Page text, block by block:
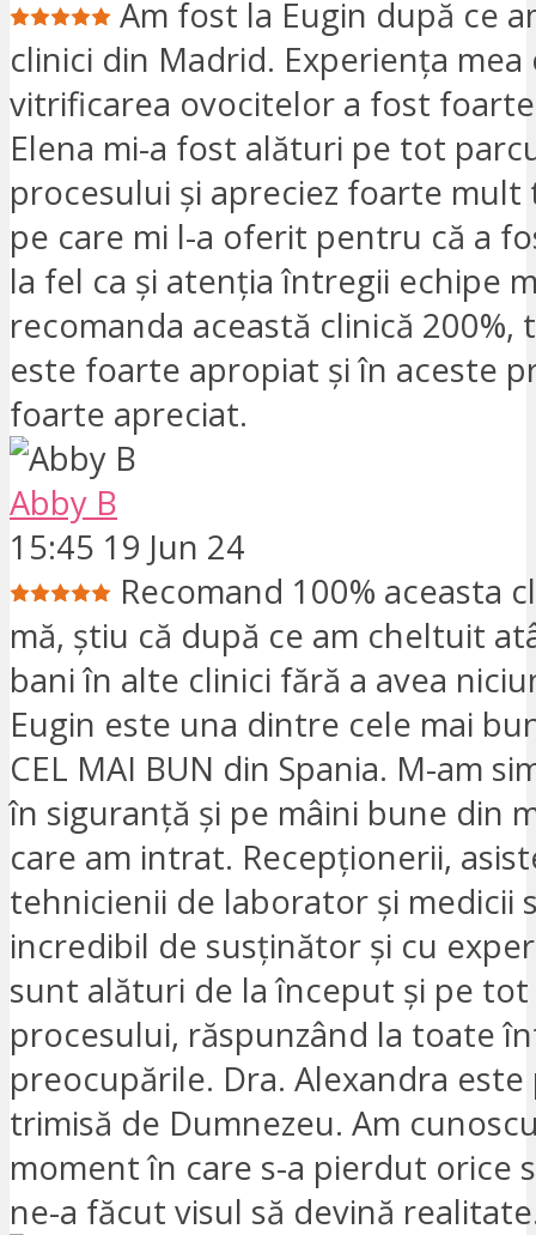
Am fost la Eugin după ce
clinici din Madrid. Experiența mea
vitrificarea ovocitelor a fost
Elena mi-a fost alături pe tot
procesului și apreciez foarte
pe care mi l-a oferit pentru că a
la fel ca și atenția întregii echipe
recomanda această clinică
este foarte apropiat și în aceste
foarte apreciat.
Abby B
15:45 19 Jun 24
Recomand 100% aceasta
mă, știu că după ce am cheltuit
bani în alte clinici fără a avea
Eugin este una dintre cele mai
CEL MAI BUN din Spania. M-am
în siguranță și pe mâini bune din
care am intrat. Recepționerii,
tehnicienii de laborator și medicii
incredibil de susținător și cu
sunt alături de la început și pe
procesului, răspunzând la toate
preocupările. Dra. Alexandra
trimisă de Dumnezeu. Am
moment în care s-a pierdut orice
ne-a făcut visul să devină